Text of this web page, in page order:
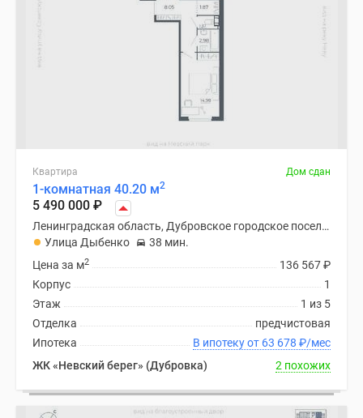
Квартира Дом сдан
1-комнатная 40.20 м2
5 490 000 ₽
Ленинградская область, Дубровское городское поселение
Улица Дыбенко
38 мин.
136 567₽
Цена за м2
1
Корпус
1 из 5
Этаж
предчистовая
Отделка
В ипотеку от 63 678 ₽/мес
Ипотека
ЖК «Невский берег» (Дубровка)
2 похожих